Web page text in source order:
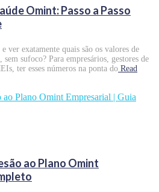
Omint: Passo a Passo
ver exatamente quais são os valores de
sufoco? Para empresários, gestores de
ter esses números na ponta do Read
ao Plano Omint